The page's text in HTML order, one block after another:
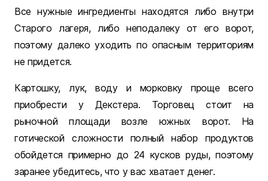
Все нужные ингредиенты находятся либо внутри
Старого лагеря, либо неподалеку от его ворот,
поэтому далеко уходить по опасным территориям
не придется.
Картошку, лук, воду и морковку проще всего
приобрести у Декстера. Торговец стоит на
рыночной площади возле южных ворот. На
готической сложности полный набор продуктов
обойдется примерно до 24 кусков руды, поэтому
заранее убедитесь, что у вас хватает денег.